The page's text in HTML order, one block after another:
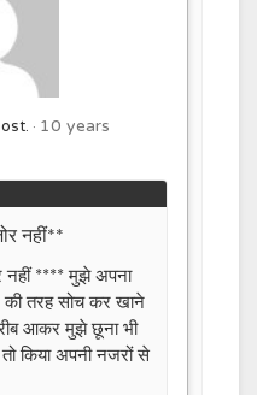
10 years
नहीं**
नहीं **** मुझे अपना
की तरह सोच कर खाने
आकर मुझे छूना भी
किया अपनी नजरों से